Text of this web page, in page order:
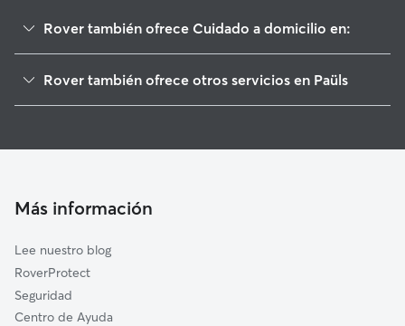
Rover también ofrece Cuidado a domicilio en:
Horta de Sant Joan
Aldover
Lledó
Arnes
Arens de Lledó
Rover también ofrece otros servicios en Paüls
Cuidado de mascota en Paüls
Más información
Lee nuestro blog
RoverProtect
Seguridad
Centro de Ayuda